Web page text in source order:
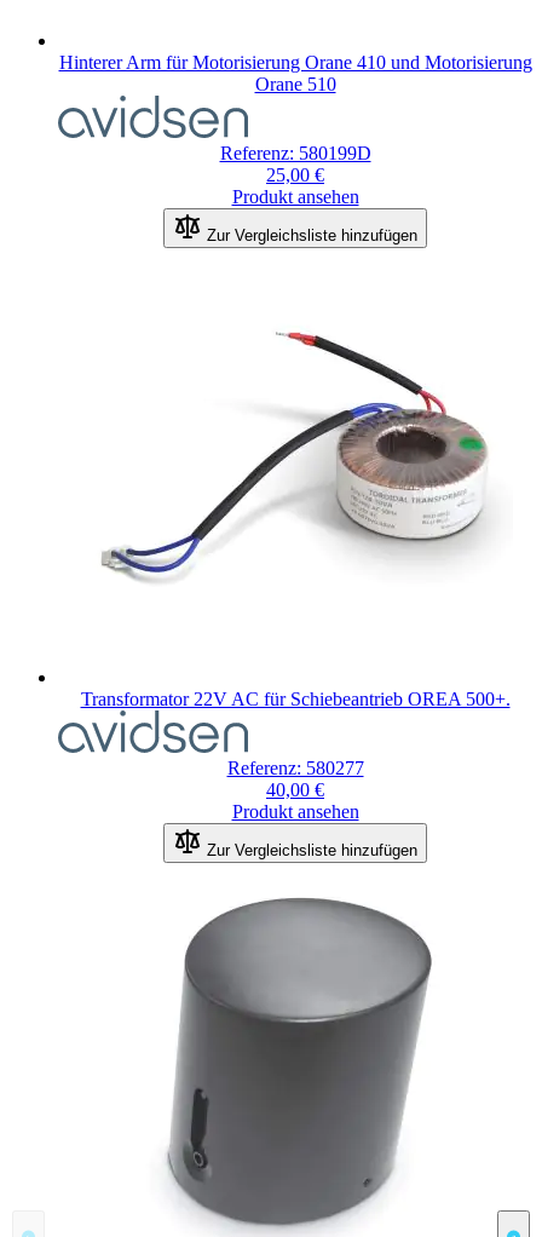
Hinterer Arm für Motorisierung Orane 410 und Motorisierung
Orane 510
Referenz: 580199D
25,00 €
Produkt ansehen
Zur Vergleichsliste hinzufügen
Transformator 22V AC für Schiebeantrieb OREA 500+.
Referenz: 580277
40,00 €
Produkt ansehen
Zur Vergleichsliste hinzufügen